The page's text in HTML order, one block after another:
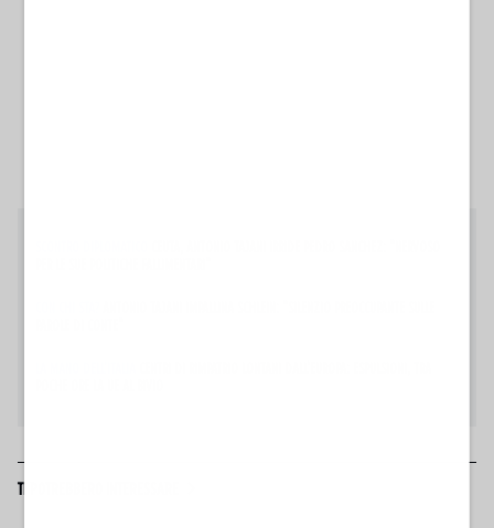
TI POTREBBERO INTERESSARE